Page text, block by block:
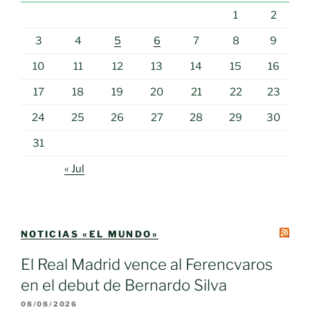
1 2
3 4 5 6 7 8 9
10 11 12 13 14 15 16
17 18 19 20 21 22 23
24 25 26 27 28 29 30
31
« Jul
NOTICIAS «EL MUNDO»
El Real Madrid vence al Ferencvaros
en el debut de Bernardo Silva
08/08/2026